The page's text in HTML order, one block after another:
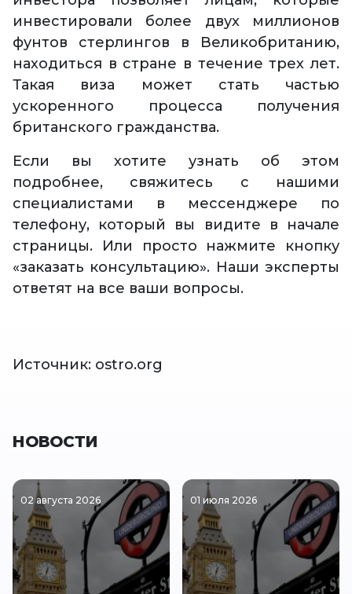
инвестировали более двух миллионов
фунтов стерлингов в Великобританию,
находиться в стране в течение трех лет.
Такая виза может стать частью
ускоренного процесса получения
британского гражданства.
Если вы хотите узнать об этом
подробнее, свяжитесь с нашими
специалистами в мессенджере по
телефону, который вы видите в начале
страницы. Или просто нажмите кнопку
«заказать консультацию». Наши эксперты
ответят на все ваши вопросы.
Источник: ostro.org
НОВОСТИ
02 августа 2026 01 июля 2026